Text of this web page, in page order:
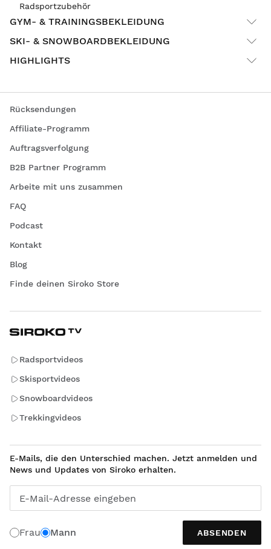
Radsportzubehör
GYM- & TRAININGSBEKLEIDUNG
SKI- & SNOWBOARDBEKLEIDUNG
HIGHLIGHTS
Rücksendungen
Affiliate-Programm
Auftragsverfolgung
B2B Partner Programm
Arbeite mit uns zusammen
FAQ
Podcast
Kontakt
Blog
Finde deinen Siroko Store
Radsportvideos
Skisportvideos
Snowboardvideos
Trekkingvideos
E-Mails, die den Unterschied machen. Jetzt anmelden und
News und Updates von Siroko erhalten.
E-Mail-Adresse eingeben
Frau Mann ABSENDEN